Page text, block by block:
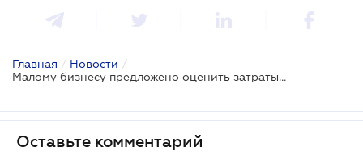
Главная / Новости /
Малому бизнесу предложено оценить затраты на выплату штрафов
Оставьте комментарий